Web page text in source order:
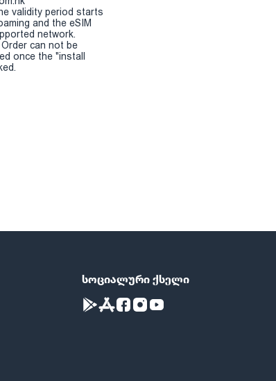
validity period starts
and the eSIM
network.
can not be
once the "install
სოციალური ქსელი